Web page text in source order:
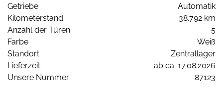
Getriebe
Automatik
Kilometerstand
38.792 km
Anzahl der Türen
5
Farbe
Weiß
Standort
Zentrallager
Lieferzeit
ab ca. 17.08.2026
Unsere Nummer
87123